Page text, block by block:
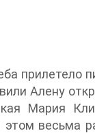
прилетело
Алену
Мария
весьма